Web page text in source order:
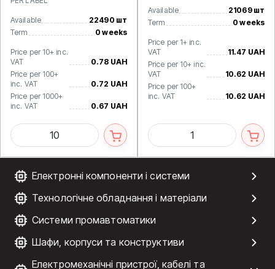
Електронні компоненти і системи
Технологічне обладнання і матеріали
Системи промавтоматики
Шафи, корпуси та конструктиви
Електромеханічні пристрої, кабелі та
Available
22490 шт
Term
0 weeks
Price per 10+ inc.
VAT
0.78 UAH
Price per 100+
inc. VAT
0.72 UAH
Price per 1000+
inc. VAT
0.67 UAH
Available
21069 шт
Term
0 weeks
Price per 1+ inc.
VAT
11.47 UAH
Price per 10+ inc.
VAT
10.62 UAH
Price per 100+
inc. VAT
10.62 UAH